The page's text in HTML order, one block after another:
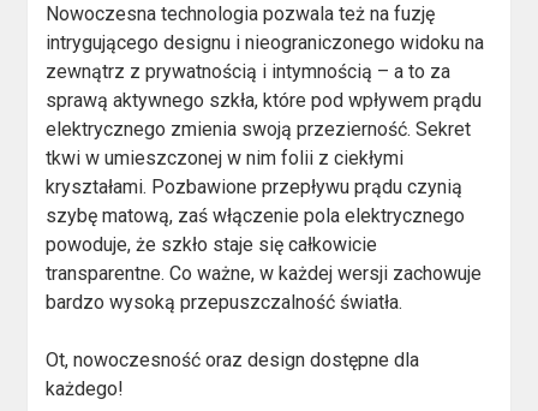
Nowoczesna technologia pozwala też na fuzję
intrygującego designu i nieograniczonego widoku na
zewnątrz z prywatnością i intymnością – a to za
sprawą aktywnego szkła, które pod wpływem prądu
elektrycznego zmienia swoją przezierność. Sekret
tkwi w umieszczonej w nim folii z ciekłymi
kryształami. Pozbawione przepływu prądu czynią
szybę matową, zaś włączenie pola elektrycznego
powoduje, że szkło staje się całkowicie
transparentne. Co ważne, w każdej wersji zachowuje
bardzo wysoką przepuszczalność światła.
Ot, nowoczesność oraz design dostępne dla
każdego!